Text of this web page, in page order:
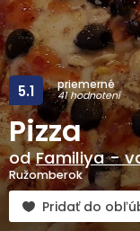
priemerné
41 hodnotení
5.1
Pizza
odFamiliya -
Ružomberok
Pridať do